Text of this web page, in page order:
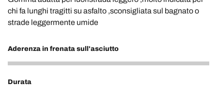
chi fa lunghi tragitti su asfalto ,sconsigliata sul bagnato o
strade leggermente umide
Aderenza in frenata sull'asciutto
5
Durata